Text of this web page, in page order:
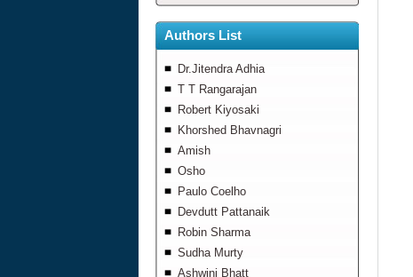
Authors List
Dr.Jitendra Adhia
T T Rangarajan
Robert Kiyosaki
Khorshed Bhavnagri
Amish
Osho
Paulo Coelho
Devdutt Pattanaik
Robin Sharma
Sudha Murty
Ashwini Bhatt